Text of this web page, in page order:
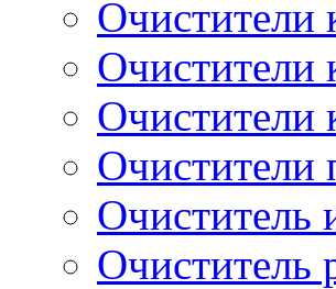
Очистители
Очистители
Очистители
Очистители
Очиститель
Очиститель